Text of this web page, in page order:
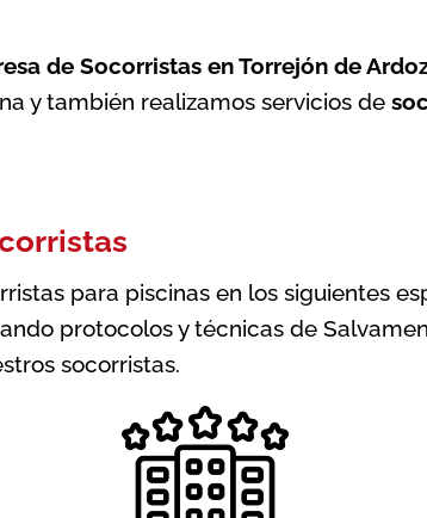
de Socorristas en Torrejón de
y también realizamos servicios de
para piscinas en los siguientes
protocolos y técnicas de
socorristas.